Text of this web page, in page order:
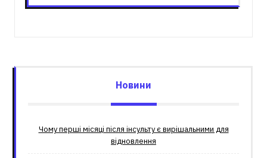
Новини
Чому перші місяці після інсульту є вирішальними для
відновлення